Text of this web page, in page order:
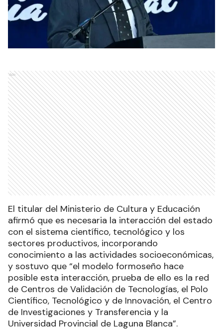
Ads
El titular del Ministerio de Cultura y Educación
afirmó que es necesaria la interacción del estado
con el sistema científico, tecnológico y los
sectores productivos, incorporando
conocimiento a las actividades socioeconómicas,
y sostuvo que “el modelo formoseño hace
posible esta interacción, prueba de ello es la red
de Centros de Validación de Tecnologías, el Polo
Científico, Tecnológico y de Innovación, el Centro
de Investigaciones y Transferencia y la
Universidad Provincial de Laguna Blanca”.